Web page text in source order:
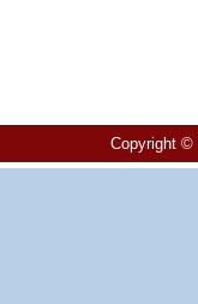
Copyright ©